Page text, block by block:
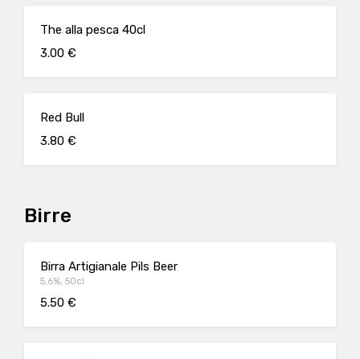
The alla pesca 40cl
3.00 €
Red Bull
3.80 €
Birre
Birra Artigianale Pils Beer
5,6%, 50cl
5.50 €